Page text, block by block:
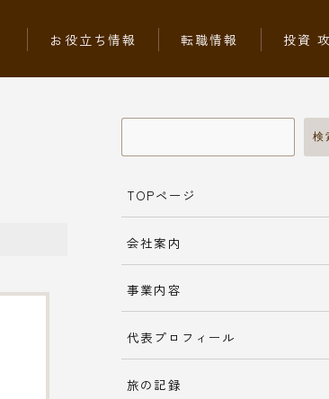
お役立ち情報 転職情報 投資
検
TOPページ
会社案内
事業内容
代表プロフィール
旅の記録